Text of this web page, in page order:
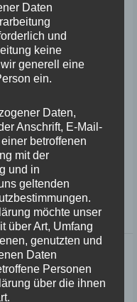
10 – 357
sind, schlüpfen wir heute
Brücke durch. Wobei
wenn man die schiere Höhe
durchstaunen“ ein
Wort. Unglaublich, das
Daten
und
keine
generell eine
ein.
Daten,
Anschrift, E-Mail-
betroffenen
mit der
und in
geltenden
möchte unser
über Art, Umfang
genutzten und
Daten
Personen
über die ihnen